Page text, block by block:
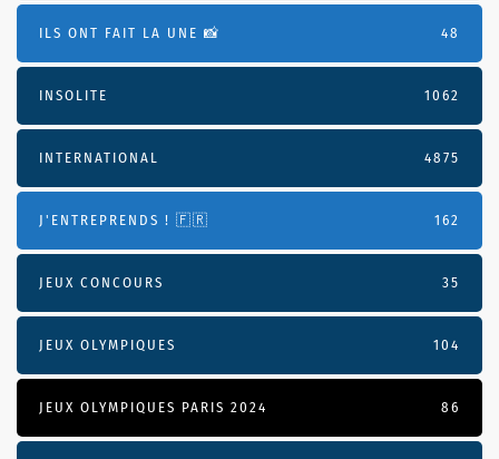
ILS ONT FAIT LA UNE 📸 48
INSOLITE 1062
INTERNATIONAL 4875
J'ENTREPRENDS ! 🇫🇷 162
JEUX CONCOURS 35
JEUX OLYMPIQUES 104
JEUX OLYMPIQUES PARIS 2024 86